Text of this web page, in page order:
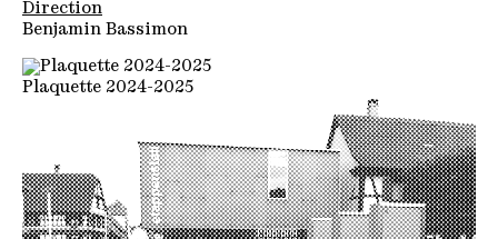
Direction
Benjamin Bassimon
Plaquette 2024-2025